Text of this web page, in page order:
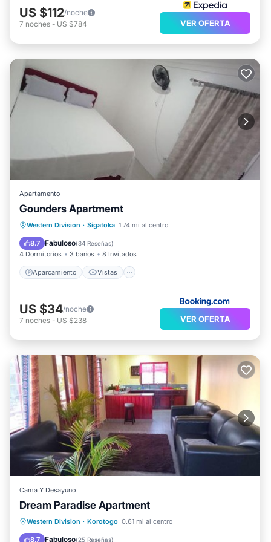
US $112/noche
7 noches - US $784 VER OFERTA
Apartamento
Gounders Apartmemt
Western Division · Sigatoka 1.74 mi al centro
8.7 Fabuloso(34 Reseñas)
4 Dormitorios 3 baños 8 Invitados
Aparcamiento Vistas
Aparcamiento
Vistas
Aire acondicionado
US $34/noche
7 noches - US $238 VER OFERTA
Cama Y Desayuno
Dream Paradise Apartment
Western Division · Korotogo 0.61 mi al centro
8.7 Fabuloso(25 Reseñas)
Aparcamiento
Vistas
Aire acondicionado